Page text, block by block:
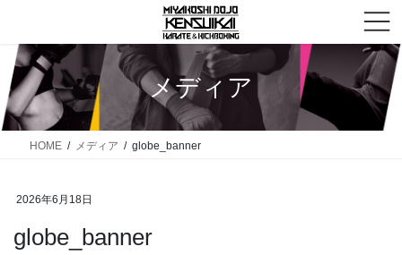
ン
ツ
へ
ー
シ
ョ
メディア
HOME メディア globe_banner
2026年6月18日
globe_banner